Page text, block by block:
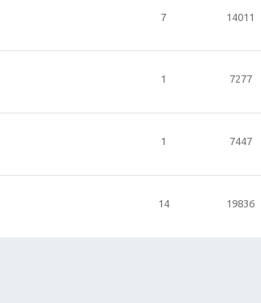
7 14011
1 7277
1 7447
14 19836